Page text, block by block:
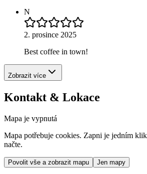
N
2. prosince 2025
Best coffee in town!
Zobrazit více
Kontakt & Lokace
Mapa je vypnutá
Mapa potřebuje cookies. Zapni je jedním
načte.
Povolit vše a zobrazit mapu Jen mapy